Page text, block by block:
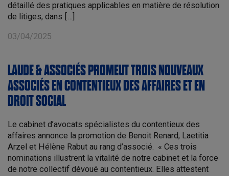
détaillé des pratiques applicables en matière de résolution
de litiges, dans […]
03/04/2025
LAUDE & ASSOCIÉS PROMEUT TROIS NOUVEAUX
ASSOCIÉS EN CONTENTIEUX DES AFFAIRES ET EN
DROIT SOCIAL
Le cabinet d’avocats spécialistes du contentieux des
affaires annonce la promotion de Benoit Renard, Laetitia
Arzel et Hélène Rabut au rang d’associé. « Ces trois
nominations illustrent la vitalité de notre cabinet et la force
de notre collectif dévoué au contentieux. Elles attestent